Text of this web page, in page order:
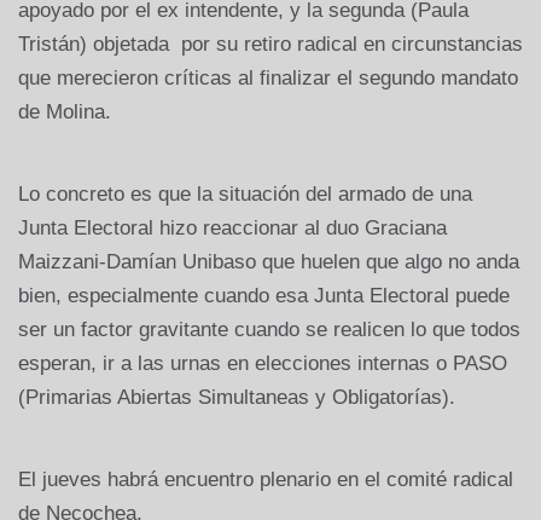
apoyado por el ex intendente, y la segunda (Paula
Tristán) objetada por su retiro radical en circunstancias
que merecieron críticas al finalizar el segundo mandato
de Molina.
Lo concreto es que la situación del armado de una
Junta Electoral hizo reaccionar al duo Graciana
Maizzani-Damían Unibaso que huelen que algo no anda
bien, especialmente cuando esa Junta Electoral puede
ser un factor gravitante cuando se realicen lo que todos
esperan, ir a las urnas en elecciones internas o PASO
(Primarias Abiertas Simultaneas y Obligatorías).
El jueves habrá encuentro plenario en el comité radical
de Necochea.